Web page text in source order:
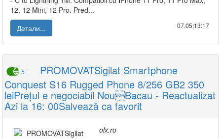
12, 12 Mini, 12 Pro. Pred...
Детали...
07.05|13:17
5
PROMOVATSigilat Smartphone
Conquest S16 Rugged Phone 8/256 GB2 350
leiPrețul e negociabil NouBacau - Reactualizat
Azi la 16: 00Salvează ca favorit
olx.ro